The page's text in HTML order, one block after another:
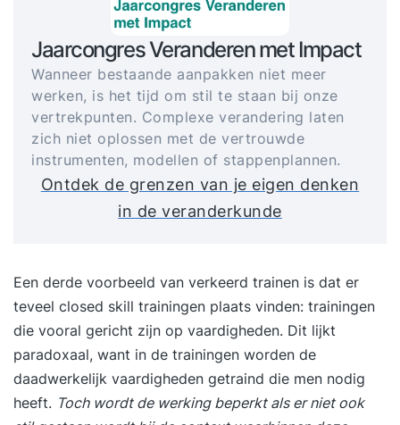
Jaarcongres Veranderen met Impact
Wanneer bestaande aanpakken niet meer
werken, is het tijd om stil te staan bij onze
vertrekpunten. Complexe verandering laten
zich niet oplossen met de vertrouwde
instrumenten, modellen of stappenplannen.
Ontdek de grenzen van je eigen denken
in de veranderkunde
Een derde voorbeeld van verkeerd trainen is dat er
teveel closed skill trainingen plaats vinden: trainingen
die vooral gericht zijn op vaardigheden. Dit lijkt
paradoxaal, want in de trainingen worden de
daadwerkelijk vaardigheden getraind die men nodig
heeft. Toch wordt de werking beperkt als er niet ook